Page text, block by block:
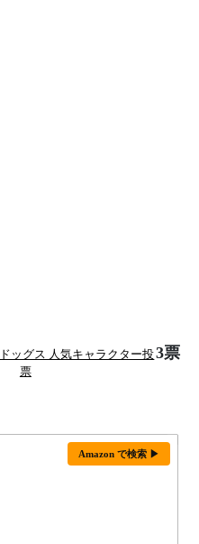
ッグス 人気キャラクター投
票
3票
Amazon で検索 ▶